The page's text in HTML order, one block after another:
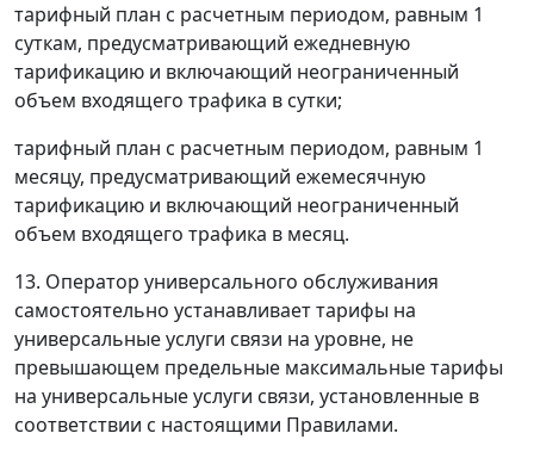
тарифный план с расчетным периодом, равным 1
суткам, предусматривающий ежедневную
тарификацию и включающий неограниченный
объем входящего трафика в сутки;
тарифный план с расчетным периодом, равным 1
месяцу, предусматривающий ежемесячную
тарификацию и включающий неограниченный
объем входящего трафика в месяц.
13. Оператор универсального обслуживания
самостоятельно устанавливает тарифы на
универсальные услуги связи на уровне, не
превышающем предельные максимальные тарифы
на универсальные услуги связи, установленные в
соответствии с настоящими Правилами.